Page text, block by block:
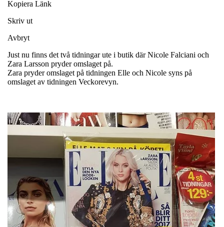
Kopiera Länk
Skriv ut
Avbryt
Just nu finns det två tidningar ute i butik där Nicole Falciani och
Zara Larsson pryder omslaget på.
Zara pryder omslaget på tidningen Elle och Nicole syns på
omslaget av tidningen Veckorevyn.